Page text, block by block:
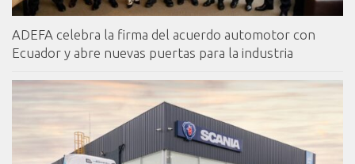
ADEFA celebra la firma del acuerdo automotor con
Ecuador y abre nuevas puertas para la industria